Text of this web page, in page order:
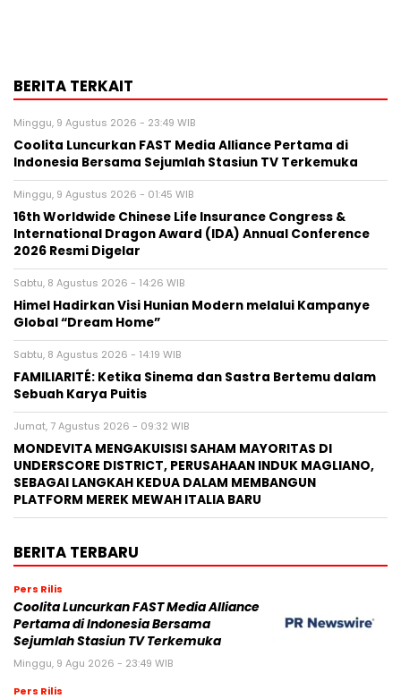
BERITA TERKAIT
Minggu, 9 Agustus 2026 - 23:49 WIB
Coolita Luncurkan FAST Media Alliance Pertama di
Indonesia Bersama Sejumlah Stasiun TV Terkemuka
Minggu, 9 Agustus 2026 - 01:45 WIB
16th Worldwide Chinese Life Insurance Congress &
International Dragon Award (IDA) Annual Conference
2026 Resmi Digelar
Sabtu, 8 Agustus 2026 - 14:26 WIB
Himel Hadirkan Visi Hunian Modern melalui Kampanye
Global “Dream Home”
Sabtu, 8 Agustus 2026 - 14:19 WIB
FAMILIARITÉ: Ketika Sinema dan Sastra Bertemu dalam
Sebuah Karya Puitis
Jumat, 7 Agustus 2026 - 09:32 WIB
MONDEVITA MENGAKUISISI SAHAM MAYORITAS DI
UNDERSCORE DISTRICT, PERUSAHAAN INDUK MAGLIANO,
SEBAGAI LANGKAH KEDUA DALAM MEMBANGUN
PLATFORM MEREK MEWAH ITALIA BARU
BERITA TERBARU
Pers Rilis
Coolita Luncurkan FAST Media Alliance
Pertama di Indonesia Bersama
Sejumlah Stasiun TV Terkemuka
Minggu, 9 Agu 2026 - 23:49 WIB
Pers Rilis